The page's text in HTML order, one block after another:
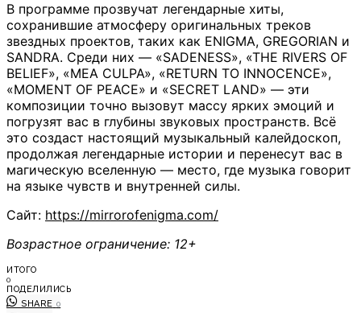
В программе прозвучат легендарные хиты,
сохранившие атмосферу оригинальных треков
звездных проектов, таких как ENIGMA, GREGORIAN и
SANDRA. Среди них — «SADENESS», «THE RIVERS OF
BELIEF», «MEA CULPA», «RETURN TO INNOCENCE»,
«MOMENT OF PEACE» и «SECRET LAND» — эти
композиции точно вызовут массу ярких эмоций и
погрузят вас в глубины звуковых пространств. Всё
это создаст настоящий музыкальный калейдоскоп,
продолжая легендарные истории и перенесут вас в
магическую вселенную — место, где музыка говорит
на языке чувств и внутренней силы.
Сайт: https://mirrorofenigma.com/
Возрастное ограничение: 12+
ИТОГО
0
ПОДЕЛИЛИСЬ
SHARE 0